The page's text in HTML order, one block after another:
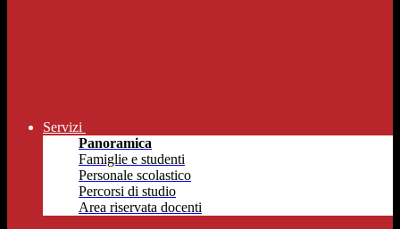
Servizi
Panoramica
Famiglie e studenti
Personale scolastico
Percorsi di studio
Area riservata docenti